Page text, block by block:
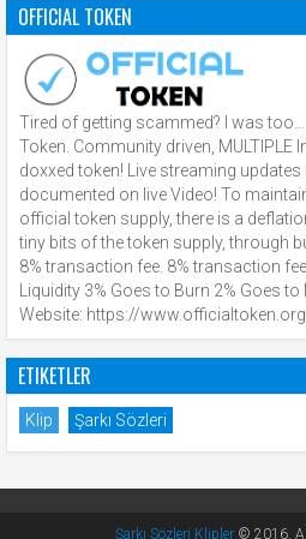
OFFICIAL TOKEN
Tired of getting scammed? I was too…
Token. Community driven, MULTIPLE
doxxed token! Live streaming
documented on live Video! To
official token supply, there is a
tiny bits of the token supply, through
8% transaction fee. 8% transaction
Liquidity 3% Goes to Burn 2% Goes
Website: https://
ETIKETLER
Klip Şarkı Sözleri
Şarkı Sözleri Klipler © 2016.